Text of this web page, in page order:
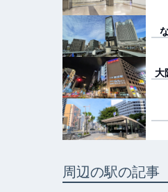
大
周辺の駅の記事